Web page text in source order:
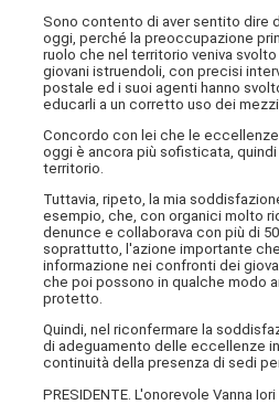
Sono contento di aver sentito dire
oggi, perché la preoccupazione
ruolo che nel territorio veniva
giovani istruendoli, con precisi
postale ed i suoi agenti hanno
educarli a un corretto uso dei
Concordo con lei che le
oggi è ancora più sofisticata,
territorio.
Tuttavia, ripeto, la mia
esempio, che, con organici molto
denunce e collaborava con più di
soprattutto, l'azione importante
informazione nei confronti dei
che poi possono in qualche modo
protetto.
Quindi, nel riconfermare la
di adeguamento delle eccellenze
continuità della presenza di sedi
PRESIDENTE. L'onorevole Vanna